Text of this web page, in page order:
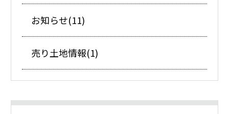
お知らせ(11)
売り土地情報(1)